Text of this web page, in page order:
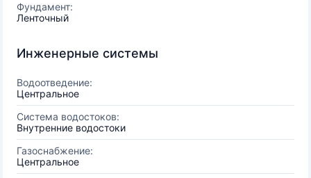
Фундамент:
Ленточный
Инженерные системы
Водоотведение:
Центральное
Система водостоков:
Внутренние водостоки
Газоснабжение:
Центральное